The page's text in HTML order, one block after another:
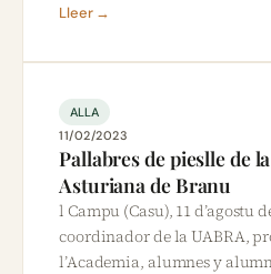
Lleer →
ALLA
11/02/2023
Pallabres de pieslle de
Asturiana de Branu
l Campu (Casu), 11 d’agostu
coordinador de la UABRA,
l’Academia, alumnes y